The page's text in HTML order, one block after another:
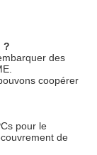
?
des
coopérer
pour le
de